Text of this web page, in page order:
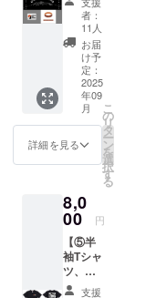
SUMMER
FREE LIVE
2002～2015
(青森県弘前
市)
・いしがき
FESTIVAL
016,2019,20
23 (岩手県盛
ARABAKIRO
CKFES
上旬発
送予定
ントロ
ゴをデ
ザイン
した
フェイ
スタオ
(85cm
×34cm)
・お礼
送予定
テッ
カー、
ラバー
バン
ド、お
礼状
(メー
ル):8,00
0円】
・
OYAMA
NONEI
RO.岩木
山をデ
ザイン
した
フェイ
スタオ
ル
(85cm
者：
11人
お届
け予
定：
2025
年09
月
詳細を見る
こ
の
リ
タ
ー
ン
を
選
択
す
る
8,0
00 円
【⑤半
袖Tシャ
ツ、お
礼状支援